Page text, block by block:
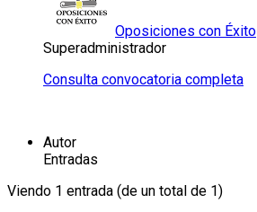
Oposiciones con Éxito
Superadministrador
Consulta convocatoria completa
Autor
Entradas
Viendo 1 entrada (de un total de 1)